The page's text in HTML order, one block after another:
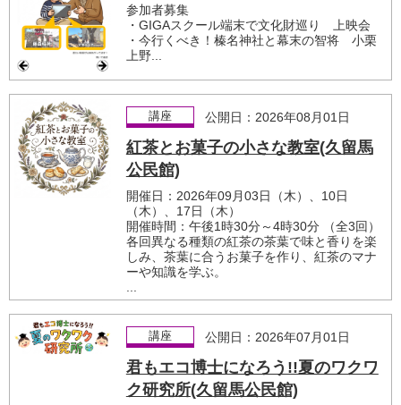
参加者募集
・GIGAスクール端末で文化財巡り 上映会
・今行くべき！榛名神社と幕末の智将 小栗
上野...
講座 公開日：2026年08月01日
紅茶とお菓子の小さな教室(久留馬
公民館)
開催日：2026年09月03日（木）、10日
（木）、17日（木）
開催時間：午後1時30分～4時30分 （全3回）
各回異なる種類の紅茶の茶葉で味と香りを楽
しみ、茶葉に合うお菓子を作り、紅茶のマナ
ーや知識を学ぶ。
...
講座 公開日：2026年07月01日
君もエコ博士になろう!!夏のワクワ
ク研究所(久留馬公民館)